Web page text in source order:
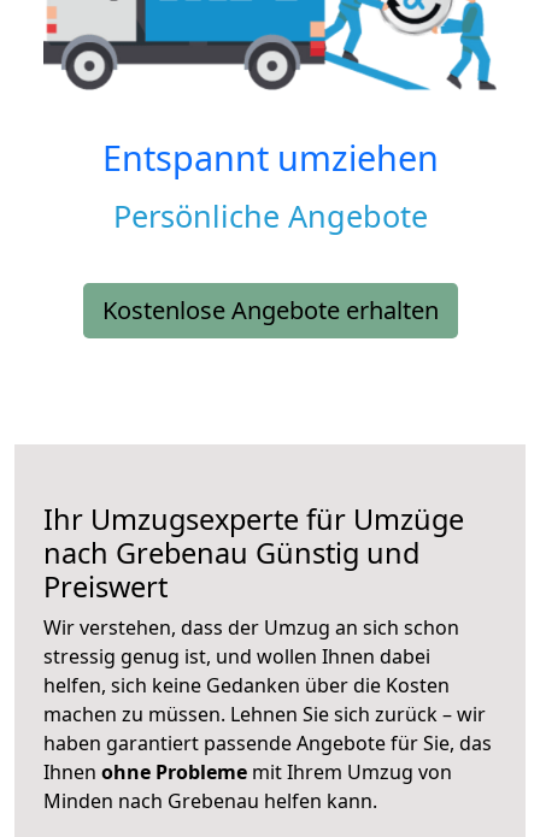
Entspannt umziehen
Persönliche Angebote
Kostenlose Angebote erhalten
Ihr Umzugsexperte für Umzüge
nach Grebenau Günstig und
Preiswert
Wir verstehen, dass der Umzug an sich schon
stressig genug ist, und wollen Ihnen dabei
helfen, sich keine Gedanken über die Kosten
machen zu müssen. Lehnen Sie sich zurück – wir
haben garantiert passende Angebote für Sie, das
Ihnen ohne Probleme mit Ihrem Umzug von
Minden nach Grebenau helfen kann.